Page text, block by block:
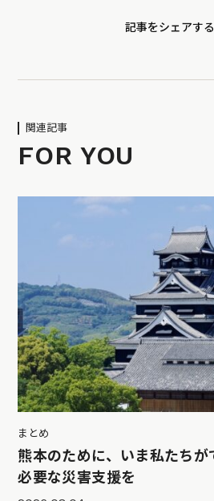
記事をシェアする
関連記事
FOR YOU
まとめ
熊本のために、いま私たち
必要な災害支援を